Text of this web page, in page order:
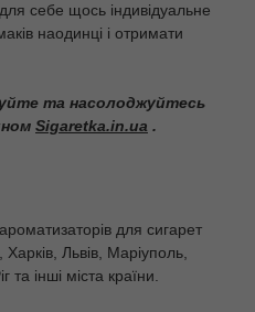
себе щось індивідуальне
наодинці і отримати
та насолоджуйтесь
Sigaretka.in.ua .
для сигарет
Харків, Львів, Маріуполь,
та інші міста країни.